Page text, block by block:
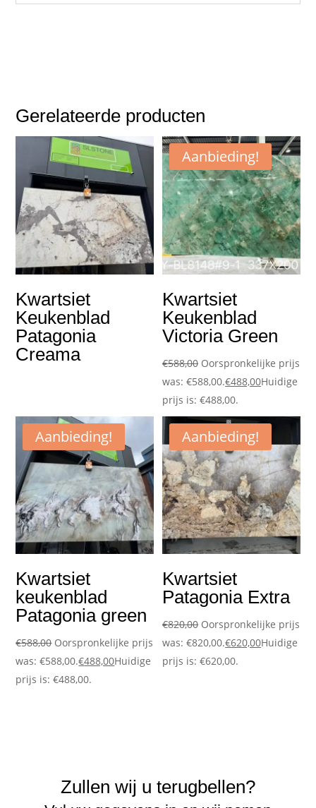
Gerelateerde producten
Kwartsiet
Keukenblad
Patagonia
Creama
Aanbieding!
Kwartsiet
Keukenblad
Victoria Green
€588,00 Oorspronkelijke prijs
was: €588,00.€488,00Huidige
prijs is: €488,00.
Aanbieding!
Kwartsiet
keukenblad
Patagonia green
€588,00 Oorspronkelijke prijs
was: €588,00.€488,00Huidige
prijs is: €488,00.
Aanbieding!
Kwartsiet
Patagonia Extra
€820,00 Oorspronkelijke prijs
was: €820,00.€620,00Huidige
prijs is: €620,00.
Zullen wij u terugbellen?